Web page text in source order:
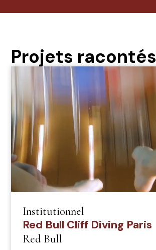
Projets racontés
Institutionnel
Red Bull Cliff Diving Paris
Red Bull